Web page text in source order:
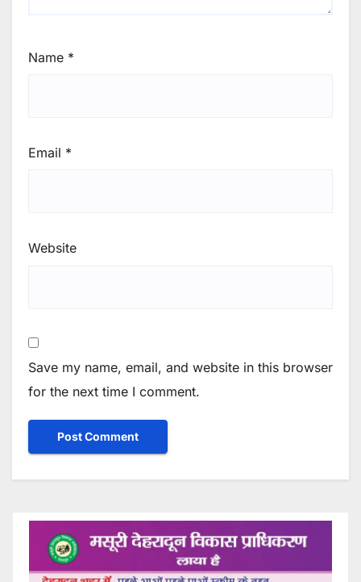
Name *
Email *
Website
Save my name, email, and website in this browser
for the next time I comment.